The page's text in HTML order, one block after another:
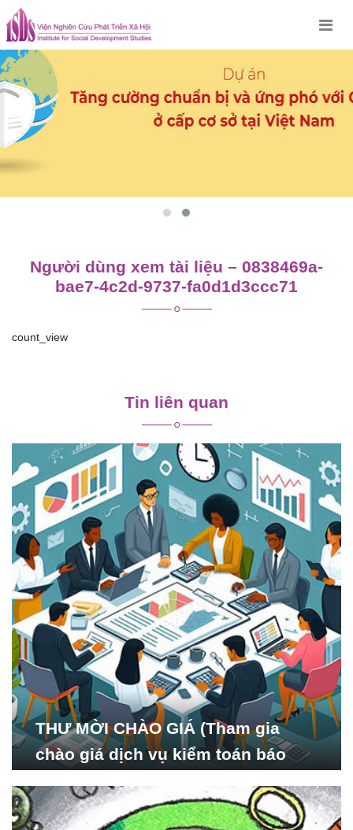
Skip
to
content
Người dùng xem tài liệu – 0838469a-
bae7-4c2d-9737-fa0d1d3ccc71
count_view
viết
Tin liên quan
THƯ MỜI CHÀO GIÁ (Tham gia
chào giá dịch vụ kiểm toán báo
Nghiên cứu Phát triển Xã